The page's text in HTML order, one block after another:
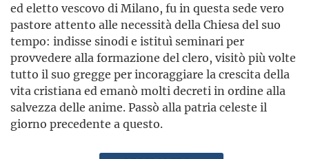
ed eletto vescovo di Milano, fu in questa sede vero
pastore attento alle necessità della Chiesa del suo
tempo: indisse sinodi e istituì seminari per
provvedere alla formazione del clero, visitò più volte
tutto il suo gregge per incoraggiare la crescita della
vita cristiana ed emanò molti decreti in ordine alla
salvezza delle anime. Passò alla patria celeste il
giorno precedente a questo.